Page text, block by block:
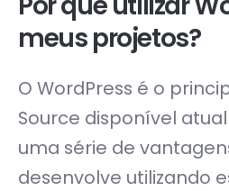
meus projetos?
O WordPress é o
Source disponível
uma série de
desenvolve utilizando